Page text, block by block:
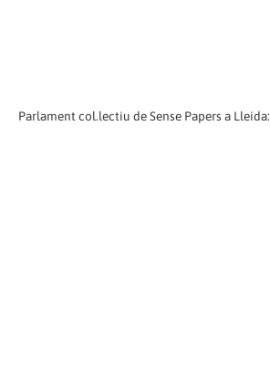
Parlament col.lectiu de Sense Papers a Lleida: